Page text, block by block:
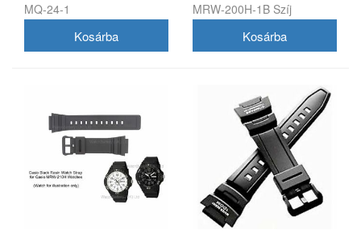
MQ-24-1
MRW-200H-1B Szíj